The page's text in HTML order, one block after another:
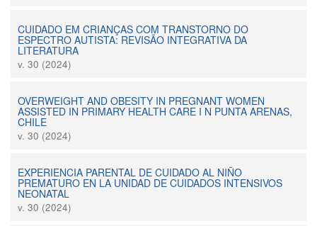
CUIDADO EM CRIANÇAS COM TRANSTORNO DO
ESPECTRO AUTISTA: REVISÃO INTEGRATIVA DA
LITERATURA
v. 30 (2024)
OVERWEIGHT AND OBESITY IN PREGNANT WOMEN
ASSISTED IN PRIMARY HEALTH CARE I N PUNTA ARENAS,
CHILE
v. 30 (2024)
EXPERIENCIA PARENTAL DE CUIDADO AL NIÑO
PREMATURO EN LA UNIDAD DE CUIDADOS INTENSIVOS
NEONATAL
v. 30 (2024)